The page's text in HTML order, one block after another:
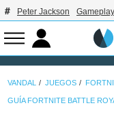
Peter Jackson
VANDAL JUEGOS
GUÍA FORTNITE BATTLE